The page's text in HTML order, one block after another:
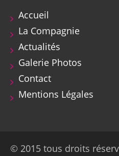
Accueil
La Compagnie
Actualités
Galerie Photos
Contact
Mentions Légales
© 2015 tous droits